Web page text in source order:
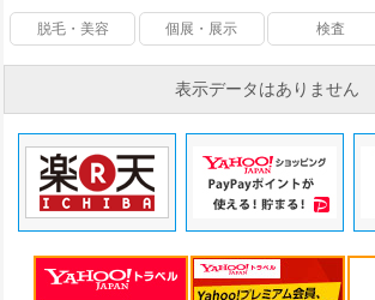
脱毛・美容 個展・展示 検査
表示データはありません